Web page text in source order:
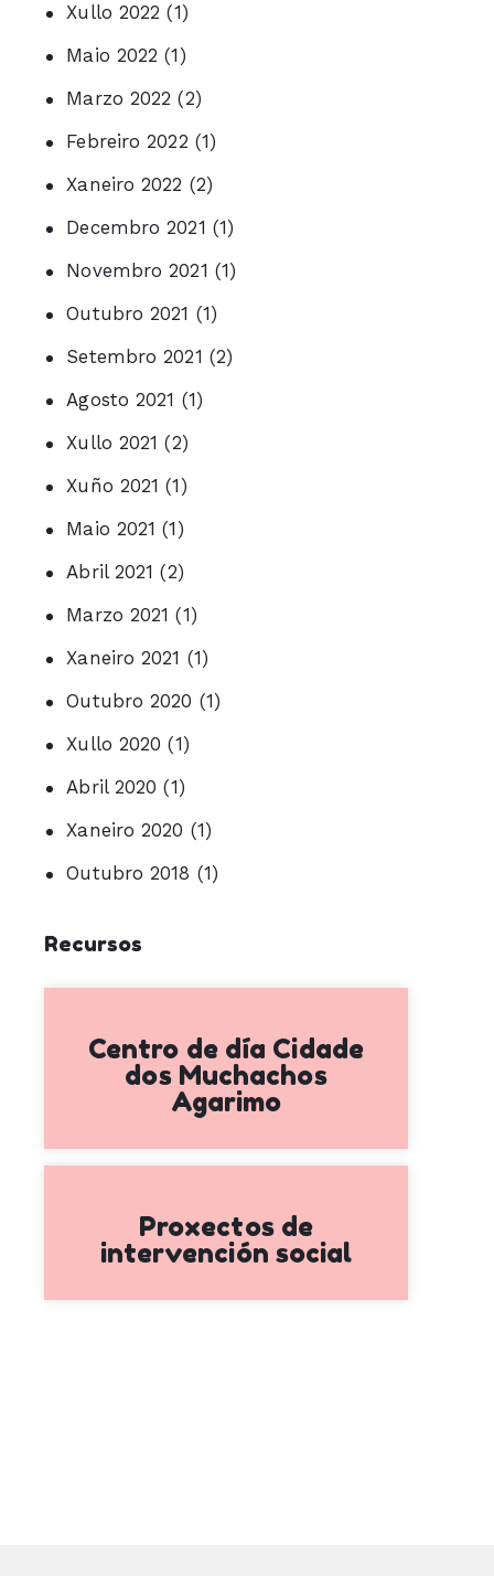
Xullo 2022 (1)
Maio 2022 (1)
Marzo 2022 (2)
Febreiro 2022 (1)
Xaneiro 2022 (2)
Decembro 2021 (1)
Novembro 2021 (1)
Outubro 2021 (1)
Setembro 2021 (2)
Agosto 2021 (1)
Xullo 2021 (2)
Xuño 2021 (1)
Maio 2021 (1)
Abril 2021 (2)
Marzo 2021 (1)
Xaneiro 2021 (1)
Outubro 2020 (1)
Xullo 2020 (1)
Abril 2020 (1)
Xaneiro 2020 (1)
Outubro 2018 (1)
Recursos
Centro de día Cidade
dos Muchachos
Agarimo
Proxectos de
intervención social